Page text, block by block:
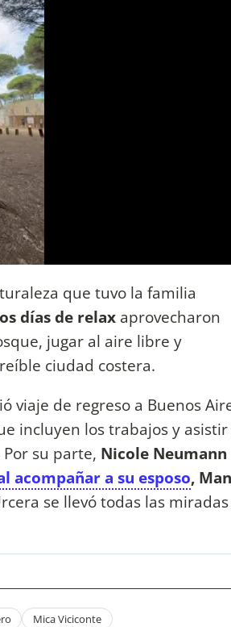
que tuvo la familia
días de relax aprovecharon
jugar al aire libre y
ciudad costera.
viaje de regreso a Buenos
incluyen los trabajos y asistir
su parte, Nicole Neumann
acompañar a su esposo,
se llevó todas las
Mica Viciconte